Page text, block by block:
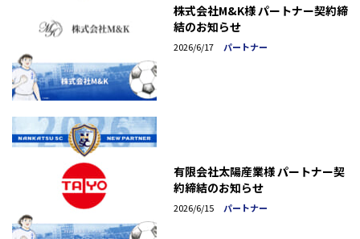
株式会社M&K様 パートナー契約締
結のお知らせ
2026/6/17 パートナー
有限会社太陽産業様 パートナー契
約締結のお知らせ
2026/6/15 パートナー